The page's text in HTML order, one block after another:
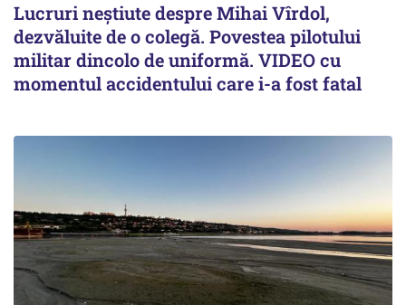
Lucruri neștiute despre Mihai Vîrdol,
dezvăluite de o colegă. Povestea pilotului
militar dincolo de uniformă. VIDEO cu
momentul accidentului care i-a fost fatal